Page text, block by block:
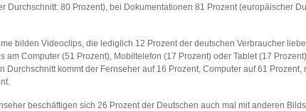
Durchschnitt: 80 Prozent), bei Dokumentationen 81 Prozent (europäischer
bilden Videoclips, die lediglich 12 Prozent der deutschen Verbraucher
am Computer (51 Prozent), Mobiltelefon (17 Prozent) oder Tablet (17
Durchschnitt kommt der Fernseher auf 16 Prozent, Computer auf 61 Prozent,
beschäftigen sich 26 Prozent der Deutschen auch mal mit anderen